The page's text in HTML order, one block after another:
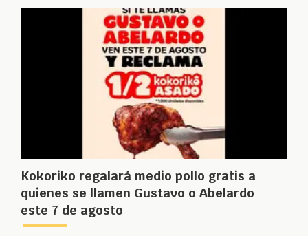
Kokoriko regalará medio pollo gratis a
quienes se llamen Gustavo o Abelardo
este 7 de agosto